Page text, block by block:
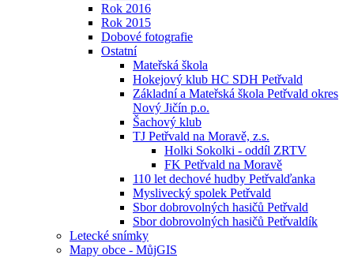
Rok 2016
Rok 2015
Dobové fotografie
Ostatní
Mateřská škola
Hokejový klub HC SDH Petřvald
Základní a Mateřská škola Petřvald okres
Nový Jičín p.o.
Šachový klub
TJ Petřvald na Moravě, z.s.
Holki Sokolki - oddíl ZRTV
FK Petřvald na Moravě
110 let dechové hudby Petřvalďanka
Myslivecký spolek Petřvald
Sbor dobrovolných hasičů Petřvald
Sbor dobrovolných hasičů Petřvaldík
Letecké snímky
Mapy obce - MůjGIS